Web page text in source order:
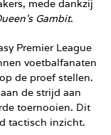
mede dankzij
Gambit.
Premier League
voetbalfanaten
de proef stellen.
de strijd aan
toernooien. Dit
tactisch inzicht.